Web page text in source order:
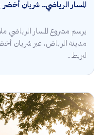
المسار الرياضي.. شريان
يرسم مشروع المسار الرياضي
ليربط...